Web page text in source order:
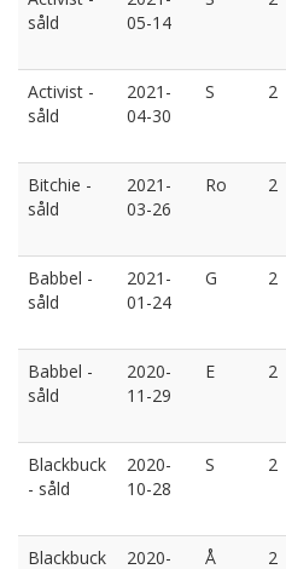
såld
05-14
Activist -
såld
2021-
04-30
S 2
Bitchie -
såld
2021-
03-26
Ro 2
Babbel -
såld
2021-
01-24
G 2
Babbel -
såld
2020-
11-29
E 2
Blackbuck
- såld
2020-
10-28
S 2
Blackbuck
2020-
Å 2